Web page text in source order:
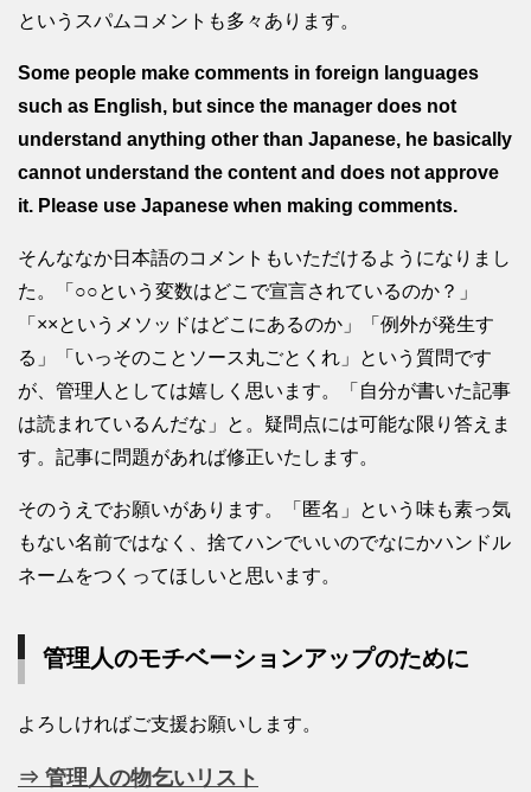
というスパムコメントも多々あります。
Some people make comments in foreign languages
such as English, but since the manager does not
understand anything other than Japanese, he basically
cannot understand the content and does not approve
it. Please use Japanese when making comments.
そんななか日本語のコメントもいただけるようになりまし
た。「○○という変数はどこで宣言されているのか？」
「××というメソッドはどこにあるのか」「例外が発生す
る」「いっそのことソース丸ごとくれ」という質問です
が、管理人としては嬉しく思います。「自分が書いた記事
は読まれているんだな」と。疑問点には可能な限り答えま
す。記事に問題があれば修正いたします。
そのうえでお願いがあります。「匿名」という味も素っ気
もない名前ではなく、捨てハンでいいのでなにかハンドル
ネームをつくってほしいと思います。
管理人のモチベーションアップのために
よろしければご支援お願いします。
⇒ 管理人の物乞いリスト